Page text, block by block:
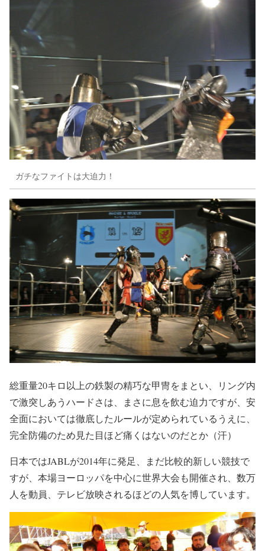
ガチなファイトは大迫力！
総重量20キロ以上の鉄製の精巧な甲冑をまとい、リング内
で激突しあうハードさは、まさに息を飲む迫力ですが、安
全面においては徹底したルールが定められているうえに、
完全防備のため見た目ほど痛くはないのだとか（汗）
日本ではJABLが2014年に発足、まだ比較的新しい競技で
すが、本場ヨーロッパを中心に世界大会も開催され、数万
人を動員、テレビ放映されるほどの人気を博しています。